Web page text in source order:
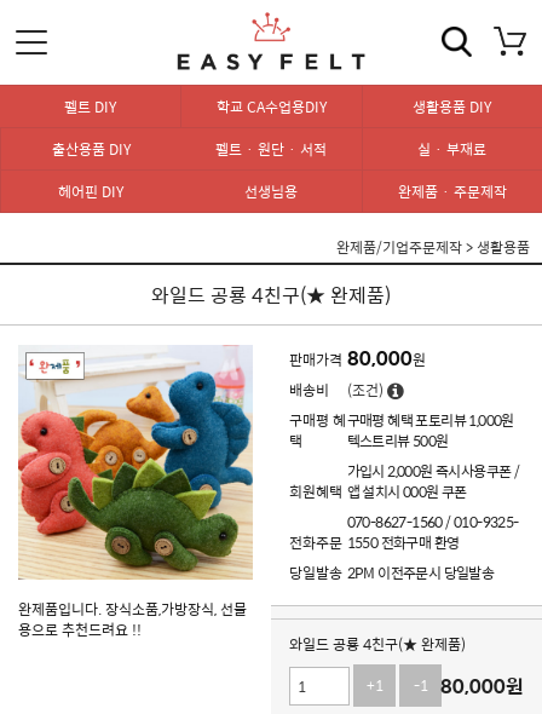
펠트 DIY 학교 CA수업용DIY
생활용품 DIY
출산용품 DIY
펠트 · 원단 · 서적
실 · 부재료
헤어핀 DIY
선생님용 완제품 · 주문제작
완제품/기업주문제작>생활용품
와일드 공룡 4친구(★ 완제품)
완제품입니다. 장식소품,가방장식, 선물
용으로 추천드려요 !!
판매가격 80,000원
배송비
(조건)
구매평 혜
택
구매평 혜택 포토리뷰 1,000원
텍스트리뷰 500원
회원혜택
가입시 2,000원 즉시사용쿠폰 /
앱 설치시 000원 쿠폰
전화주문
070-8627-1560 / 010-9325-
1550 전화구매 환영
당일발송 2PM 이전주문시 당일발송
와일드 공룡 4친구(★ 완제품)
+1
-1 80,000원